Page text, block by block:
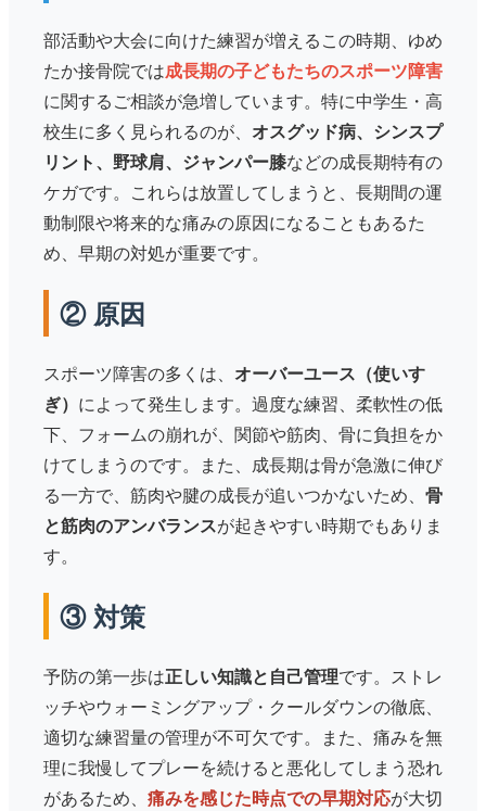
部活動や大会に向けた練習が増えるこの時期、ゆめ
たか接骨院では成長期の子どもたちのスポーツ障害
に関するご相談が急増しています。特に中学生・高
校生に多く見られるのが、 オスグッド病、シンスプ
リント、野球肩、ジャンパー膝などの成長期特有の
ケガです。これらは放置してしまうと、長期間の運
動制限や将来的な痛みの原因になることもあるた
め、早期の対処が重要です。
② 原因
スポーツ障害の多くは、 オーバーユース（使いす
ぎ） によって発生します。過度な練習、柔軟性の低
下、フォームの崩れが、関節や筋肉、骨に負担をか
けてしまうのです。また、成長期は骨が急激に伸び
る一方で、筋肉や腱の成長が追いつかないため、 骨
と筋肉のアンバランスが起きやすい時期でもありま
す。
③ 対策
予防の第一歩は正しい知識と自己管理です。ストレ
ッチやウォーミングアップ・クールダウンの徹底、
適切な練習量の管理が不可欠です。また、痛みを無
理に我慢してプレーを続けると悪化してしまう恐れ
があるため、 痛みを感じた時点での早期対応が大切